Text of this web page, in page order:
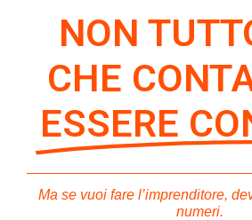
NON
CHE
ESSERE
Ma se vuoi fare l’imprenditore,
numeri.